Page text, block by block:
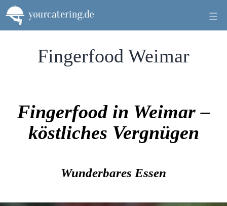
Zum
Inhalt
springen
Fingerfood Weimar
Fingerfood in Weimar –
köstliches Vergnügen
Wunderbares Essen